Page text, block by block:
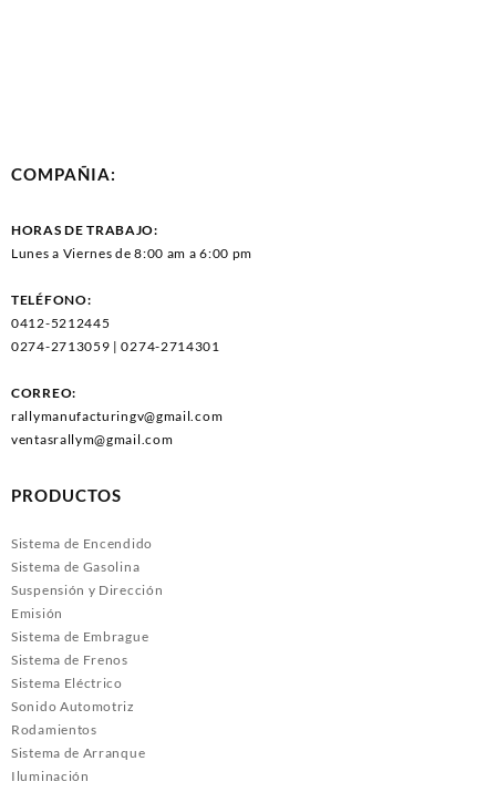
COMPAÑIA:
HORAS DE TRABAJO:
Lunes a Viernes de 8:00 am a 6:00 pm
TELÉFONO:
0412-5212445
0274-2713059 | 0274-2714301
CORREO:
rallymanufacturingv@gmail.com
ventasrallym@gmail.com
PRODUCTOS
Sistema de Encendido
Sistema de Gasolina
Suspensión y Dirección
Emisión
Sistema de Embrague
Sistema de Frenos
Sistema Eléctrico
Sonido Automotriz
Rodamientos
Sistema de Arranque
Iluminación